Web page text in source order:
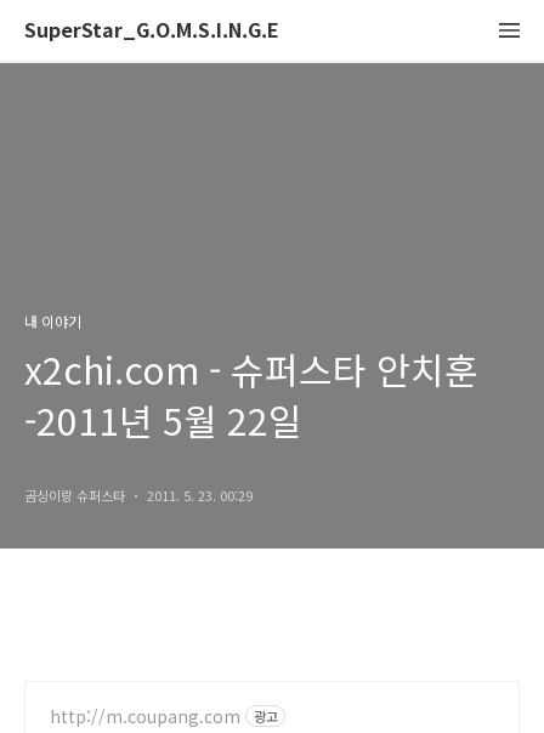
SuperStar_G.O.M.S.I.N.G.E
내 이야기
x2chi.com - 슈퍼스타 안치훈
-2011년 5월 22일
곰싱이랑 슈퍼스타 2011. 5. 23. 00:29
http://m.coupang.com 광고